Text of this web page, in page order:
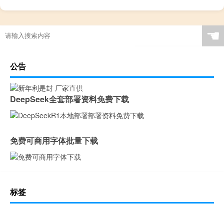
色谱仪数据分析
☚
公告
DeepSeek全套部署资料免费下载
免费可商用字体批量下载
标签